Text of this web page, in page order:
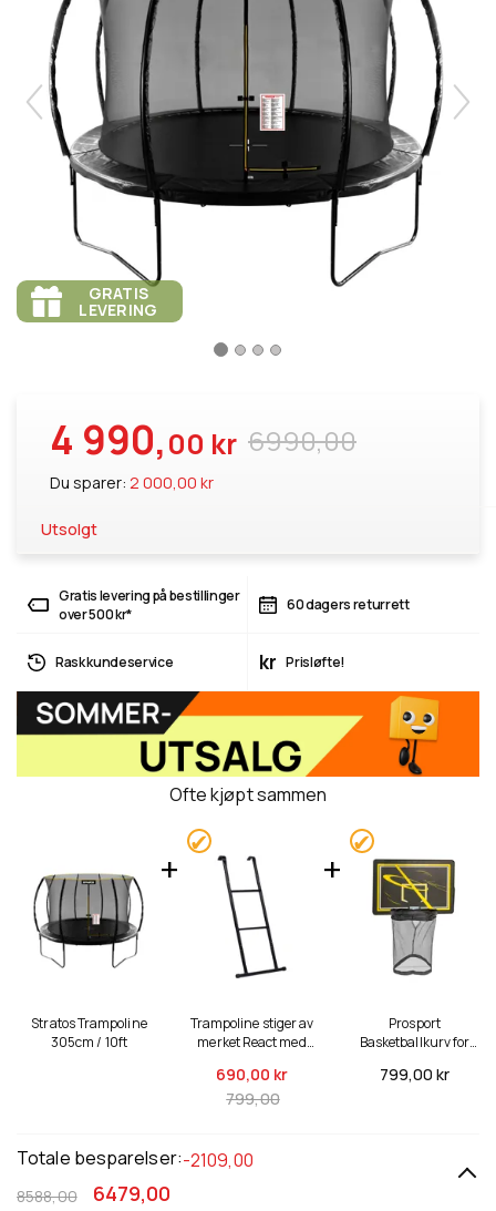
GRATIS
LEVERING
6990,00
4 990,00 kr
Du sparer: 2 000,00 kr
Utsolgt
Gratis levering på bestillinger
over 500 kr*
60 dagers returrett
Rask kundeservice kr Prisløfte!
Ofte kjøpt sammen
Stratos Trampoline
305cm / 10ft
Trampoline stiger av
merket React med
690,00 kr
799,00
Prosport
Basketballkurv for
799,00 kr
Totale besparelser:-2109,00
6479,00
8588,00